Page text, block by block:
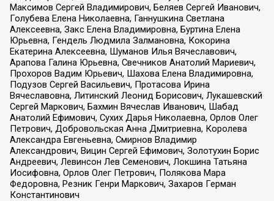
Максимов Сергей Владимирович, Беляев Сергей Иванович,
Голубева Елена Николаевна, Ганнушкина Светлана
Алексеевна, Закс Елена Владимировна, Буртина Елена
Юрьевна, Гендель Людмила Залмановна, Кокорина
Екатерина Алексеевна, Шуманов Илья Вячеславович,
Арапова Галина Юрьевна, Свечников Анатолий Мариевич,
Прохоров Вадим Юрьевич, Шахова Елена Владимировна,
Подузов Сергей Васильевич, Протасова Ирина
Вячеславовна, Литинский Леонид Борисович, Лукашевский
Сергей Маркович, Бахмин Вячеслав Иванович, Шабад
Анатолий Ефимович, Сухих Дарья Николаевна, Орлов Олег
Петрович, Добровольская Анна Дмитриевна, Королева
Александра Евгеньевна, Смирнов Владимир
Александрович, Вицин Сергей Ефимович, Золотухин Борис
Андреевич, Левинсон Лев Семенович, Локшина Татьяна
Иосифовна, Орлов Олег Петрович, Полякова Мара
Федоровна, Резник Генри Маркович, Захаров Герман
Константинович